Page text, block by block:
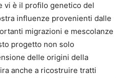
vi è il profilo genetico del
influenze provenienti dalle
migrazioni e mescolanze
progetto non solo
delle origini della
anche a ricostruire tratti